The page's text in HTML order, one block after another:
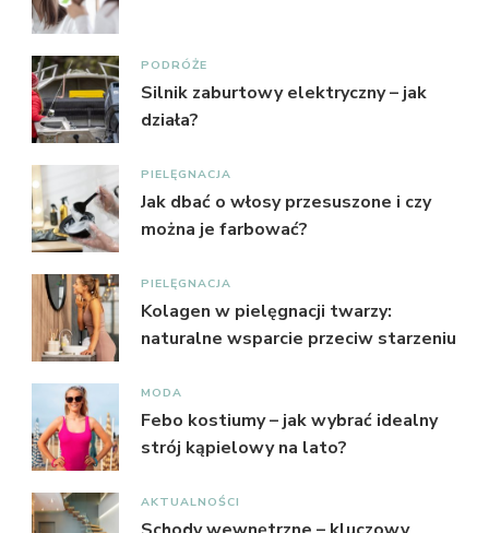
PODRÓŻE
Silnik zaburtowy elektryczny – jak
działa?
PIELĘGNACJA
Jak dbać o włosy przesuszone i czy
można je farbować?
PIELĘGNACJA
Kolagen w pielęgnacji twarzy:
naturalne wsparcie przeciw starzeniu
MODA
Febo kostiumy – jak wybrać idealny
strój kąpielowy na lato?
AKTUALNOŚCI